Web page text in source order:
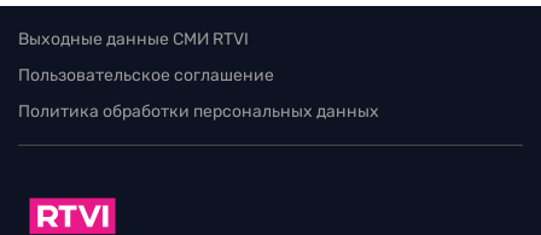
Выходные данные СМИ RTVI
Пользовательское соглашение
Политика обработки персональных данных